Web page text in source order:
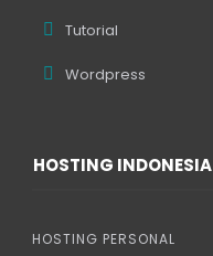
Tutorial
Wordpress
HOSTING INDONESIA
HOSTING PERSONAL